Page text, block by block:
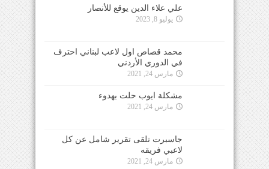
علي علاء الدين يوقع للأنصار
يوليو 8, 2023
محمد قصاص اول لاعب لبناني احترف
في الدوري الأردني
مارس 24, 2021
مشكلة ايوب حلت بهدوء
مارس 24, 2021
جاسبرت تلقى تقرير شامل عن كل
لاعبي فريقه
مارس 24, 2021